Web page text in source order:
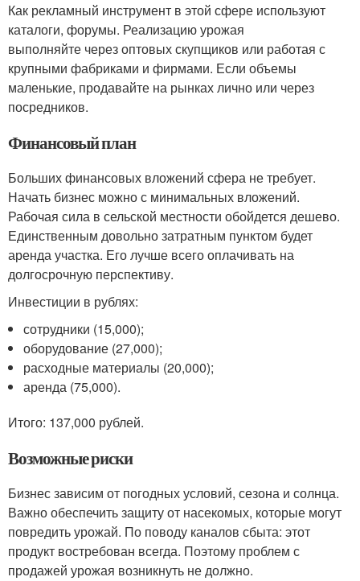
Как рекламный инструмент в этой сфере используют
каталоги, форумы. Реализацию урожая
выполняйте через оптовых скупщиков или работая с
крупными фабриками и фирмами. Если объемы
маленькие, продавайте на рынках лично или через
посредников.
Финансовый план
Больших финансовых вложений сфера не требует.
Начать бизнес можно с минимальных вложений.
Рабочая сила в сельской местности обойдется дешево.
Единственным довольно затратным пунктом будет
аренда участка. Его лучше всего оплачивать на
долгосрочную перспективу.
Инвестиции в рублях:
сотрудники (15,000);
оборудование (27,000);
расходные материалы (20,000);
аренда (75,000).
Итого: 137,000 рублей.
Возможные риски
Бизнес зависим от погодных условий, сезона и солнца.
Важно обеспечить защиту от насекомых, которые могут
повредить урожай. По поводу каналов сбыта: этот
продукт востребован всегда. Поэтому проблем с
продажей урожая возникнуть не должно.